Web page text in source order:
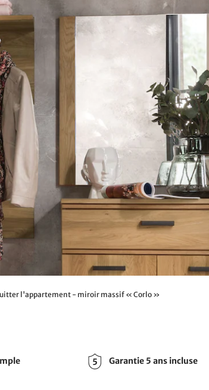
l'appartement - miroir massif « Corlo »
Garantie 5 ans incluse